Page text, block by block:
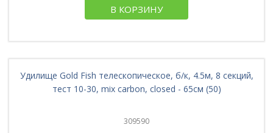
В КОРЗИНУ
Удилище Gold Fish телескопическое, б/к, 4.5м, 8 секций,
тест 10-30, mix carbon, closed - 65см (50)
309590